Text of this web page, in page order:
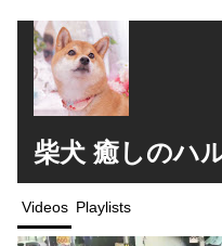
柴犬 癒しのハ
Videos Playlists